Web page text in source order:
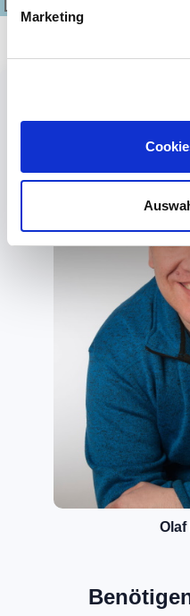
Marketing
Olaf